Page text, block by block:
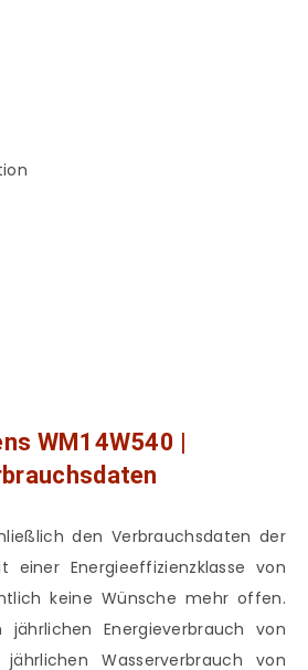
WM14W540 |
den Verbrauchsdaten der
einer Energieeffizienzklasse von
keine Wünsche mehr offen.
Energieverbrauch von
Wasserverbrauch von